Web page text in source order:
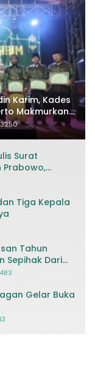
Karim, Kades
Makmurkan
3250
Surat
Prabowo,
Tiga Kepala
Tahun
Sepihak Dari
Gelar Buka